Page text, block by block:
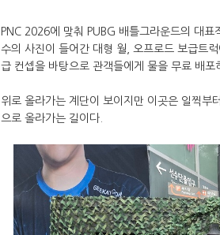
PNC 2026에 맞춰 PUBG 배틀그라운드의 대
수의 사진이 들어간 대형 월, 오프로드 보급트
급 컨셉을 바탕으로 관객들에게 물을 무료 배포
위로 올라가는 계단이 보이지만 이곳은 일찍부
으로 올라가는 길이다.